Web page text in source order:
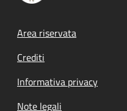
Footer menu
Area riservata
Crediti
Informativa privacy
Note legali